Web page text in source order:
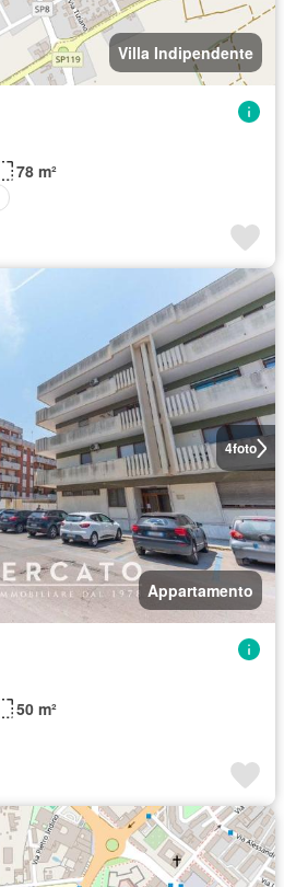
Villa Indipendente
78 m²
4foto
Appartamento
50 m²